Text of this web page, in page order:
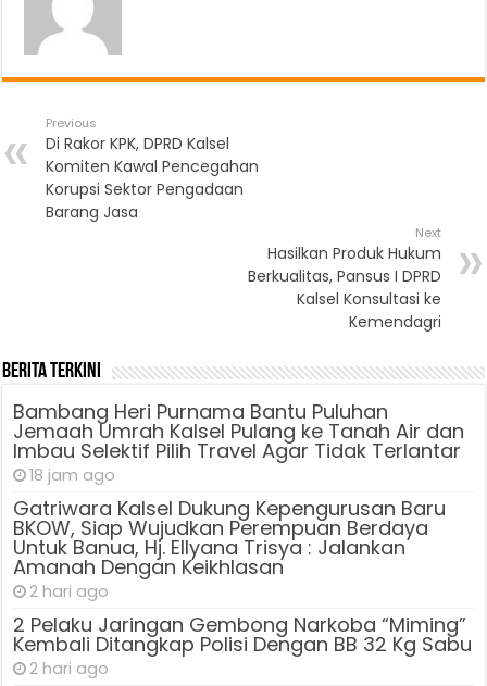
Previous
Di Rakor KPK, DPRD Kalsel
Komiten Kawal Pencegahan
Korupsi Sektor Pengadaan
Barang Jasa
Next
Hasilkan Produk Hukum
Berkualitas, Pansus I DPRD
Kalsel Konsultasi ke
Kemendagri
Berita Terkini
Bambang Heri Purnama Bantu Puluhan
Jemaah Umrah Kalsel Pulang ke Tanah Air dan
Imbau Selektif Pilih Travel Agar Tidak Terlantar
18 jam ago
Gatriwara Kalsel Dukung Kepengurusan Baru
BKOW, Siap Wujudkan Perempuan Berdaya
Untuk Banua, Hj. Ellyana Trisya : Jalankan
Amanah Dengan Keikhlasan
2 hari ago
2 Pelaku Jaringan Gembong Narkoba “Miming”
Kembali Ditangkap Polisi Dengan BB 32 Kg Sabu
2 hari ago